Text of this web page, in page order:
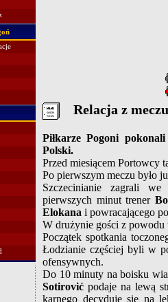
Relacja z meczu
Piłkarze Pogoni
Polski.
Przed miesiącem Portowcy
Po pierwszym meczu było
Szczecinianie zagrali
pierwszych minut trener
Elokana i powracającego
W drużynie gości z powodu
Początek spotkania
Łodzianie częściej byli w
ofensywnych.
Do 10 minuty na boisku
Sotirović podaje na lewą
karnego decyduje się na